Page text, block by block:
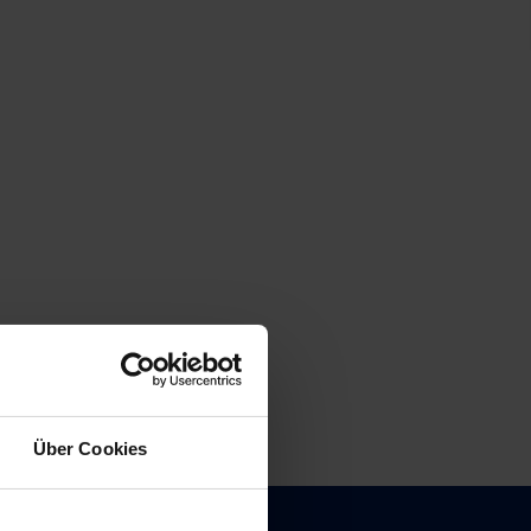
Über Cookies